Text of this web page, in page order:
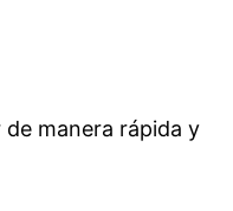
manera rápida y